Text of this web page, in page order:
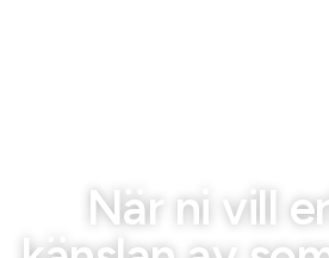
När ni vill